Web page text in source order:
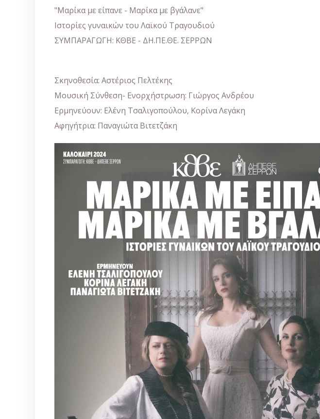
"Μαρίκα με είπανε - Μαρίκα με βγάλανε"
Ιστορίες γυναικών του Λαϊκού Τραγουδιού
ΣΥΜΠΑΡΑΓΩΓΗ: ΚΘΒΕ - ΔΗ.ΠΕ.ΘΕ. ΣΕΡΡΩΝ
Σκηνοθεσία: Αστέριος Πελτέκης
Μουσική Σύνθεση- Ενορχήστρωση: Γιώργος Ανδρέου
Ερμηνεύουν: Ελένη Τσαλιγοπούλου, Κορίνα Λεγάκη
Αφηγήτρια: Παναγιώτα Βιτετζάκη